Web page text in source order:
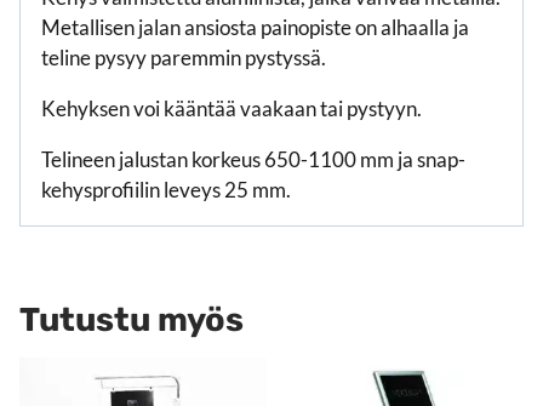
Metallisen jalan ansiosta painopiste on alhaalla ja
teline pysyy paremmin pystyssä.
Kehyksen voi kääntää vaakaan tai pystyyn.
Telineen jalustan korkeus 650-1100 mm ja snap-
kehysprofiilin leveys 25 mm.
Tutustu myös